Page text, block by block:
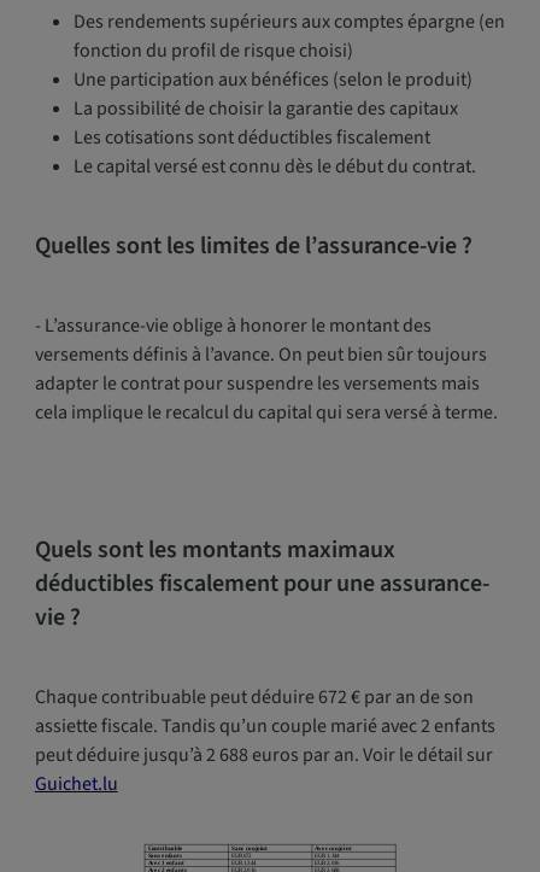
Des rendements supérieurs aux comptes épargne (en
fonction du profil de risque choisi)
Une participation aux bénéfices (selon le produit)
La possibilité de choisir la garantie des capitaux
Les cotisations sont déductibles fiscalement
Le capital versé est connu dès le début du contrat.
Quelles sont les limites de l’assurance-vie ?
- L’assurance-vie oblige à honorer le montant des
versements définis à l’avance. On peut bien sûr toujours
adapter le contrat pour suspendre les versements mais
cela implique le recalcul du capital qui sera versé à terme.
Quels sont les montants maximaux
déductibles fiscalement pour une assurance-
vie ?
Chaque contribuable peut déduire 672 € par an de son
assiette fiscale. Tandis qu’un couple marié avec 2 enfants
peut déduire jusqu’à 2 688 euros par an. Voir le détail sur
Guichet.lu